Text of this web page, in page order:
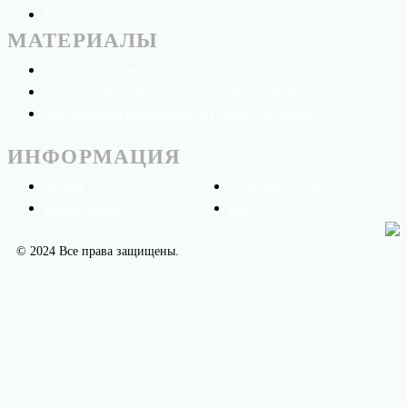
МАТЕРИАЛЫ
ИНФОРМАЦИЯ
© 2024 Все права защищены.